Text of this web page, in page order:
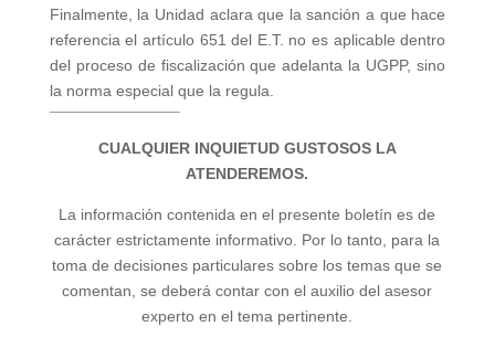
Finalmente, la Unidad aclara que la sanción a que hace
referencia el artículo 651 del E.T. no es aplicable dentro
del proceso de fiscalización que adelanta la UGPP, sino
la norma especial que la regula.
CUALQUIER INQUIETUD GUSTOSOS LA
ATENDEREMOS.
La información contenida en el presente boletín es de
carácter estrictamente informativo. Por lo tanto, para la
toma de decisiones particulares sobre los temas que se
comentan, se deberá contar con el auxilio del asesor
experto en el tema pertinente.